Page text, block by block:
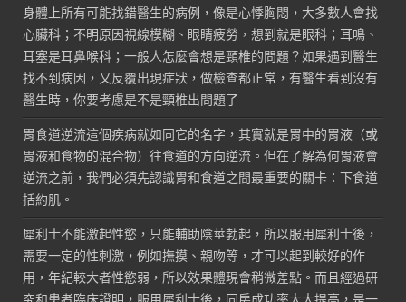
身體上所有可能找錯醫生的病例，像是心悸胸悶，大多數人會找
心臟科；不明原因視線模糊、眼睛疲勞，想到就是眼科；耳鳴、
耳塞是耳鼻喉科；一般人怎麼會想是頸椎的問題？如果遇到醫生
找不到病因，又反覆出現症狀，做檢查都正常，有醫生看到沒有
醫生時，你要考慮是不是頸椎出問題了
胃食道逆流這個疾病就如同它的名字，其實就是胃中的胃液（或
胃液和食物的混合物）往食道的方向逆流。但在了解為何胃液會
逆流之前，我們必須先認識胃和食道之間最重要的關卡：下食道
括約肌。
犀利士不能激起性慾，只能輔助陰莖勃起，所以服用犀利士後，
需要一定的性刺激，例如撫摸、親吻等，才可以起到較好的作
用，年紀較大者性慾弱，所以效果體現會稍微差點。而且經過研